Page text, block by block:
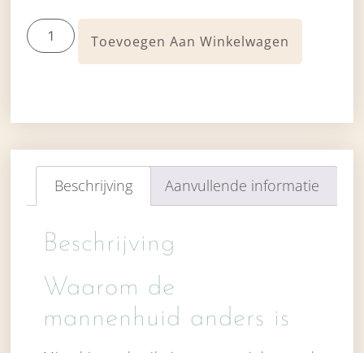
Toevoegen Aan Winkelwagen
Beschrijving Aanvullende informatie
Beschrijving
Waarom de
mannenhuid anders is